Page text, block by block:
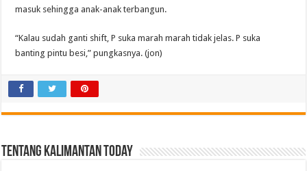
masuk sehingga anak-anak terbangun.
“Kalau sudah ganti shift, P suka marah marah tidak jelas. P suka
banting pintu besi,” pungkasnya. (jon)
Tentang Kalimantan Today